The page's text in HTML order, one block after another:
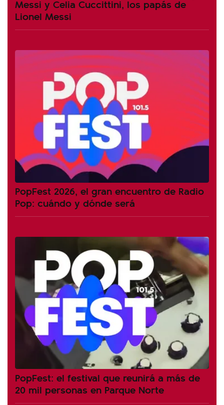
Messi y Celia Cuccittini, los papás de
Lionel Messi
PopFest 2026, el gran encuentro de Radio
Pop: cuándo y dónde será
PopFest: el festival que reunirá a más de
20 mil personas en Parque Norte